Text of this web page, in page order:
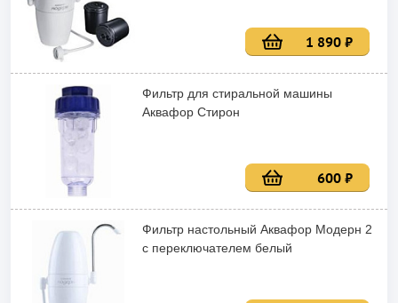
1 890 ₽
Фильтр для стиральной машины
Аквафор Стирон
600 ₽
Фильтр настольный Аквафор Модерн 2
с переключателем белый